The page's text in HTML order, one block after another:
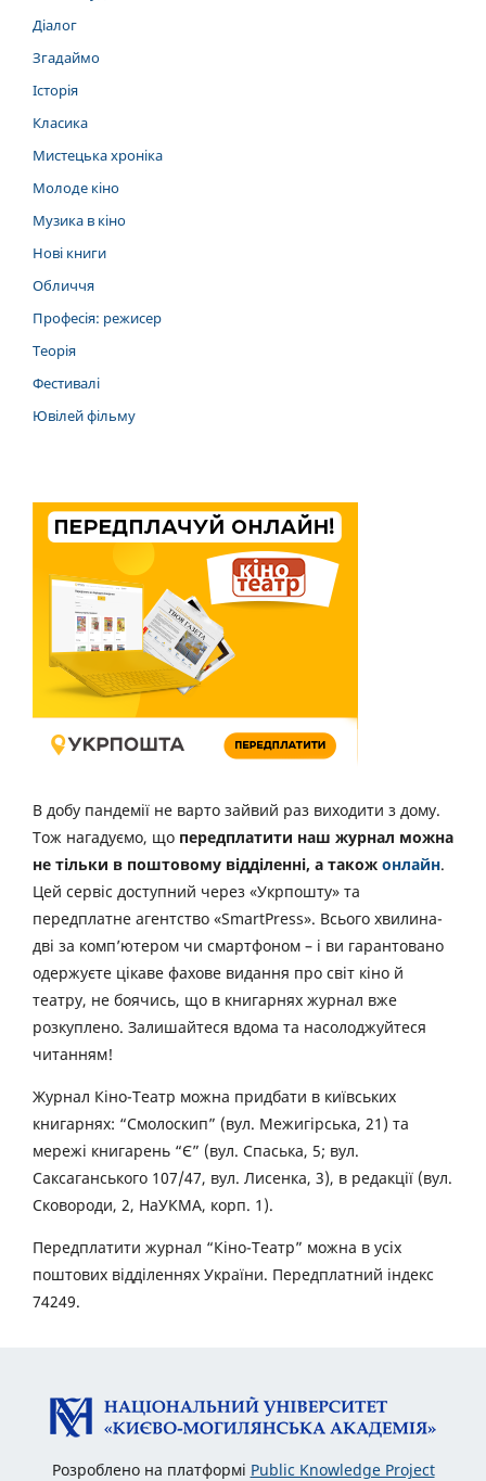
Діалог
Згадаймо
Історія
Класика
Мистецька хроніка
Молоде кіно
Музика в кіно
Нові книги
Обличчя
Професія: режисер
Теорія
Фестивалі
Ювілей фільму
В добу пандемії не варто зайвий раз виходити з дому.
Тож нагадуємо, що передплатити наш журнал можна
не тільки в поштовому відділенні, а також онлайн.
Цей сервіс доступний через «Укрпошту» та
передплатне агентство «SmartPress». Всього хвилина-
дві за комп’ютером чи смартфоном – і ви гарантовано
одержуєте цікаве фахове видання про світ кіно й
театру, не боячись, що в книгарнях журнал вже
розкуплено. Залишайтеся вдома та насолоджуйтеся
читанням!
Журнал Кіно-Театр можна придбати в київських
книгарнях: “Смолоскип” (вул. Межигірська, 21) та
мережі книгарень “Є” (вул. Спаська, 5; вул.
Саксаганського 107/47, вул. Лисенка, 3), в редакції (вул.
Сковороди, 2, НаУКМА, корп. 1).
Передплатити журнал “Кіно-Театр” можна в усіх
поштових відділеннях України. Передплатний індекс
74249.
Розроблено на платформі Public Knowledge Project